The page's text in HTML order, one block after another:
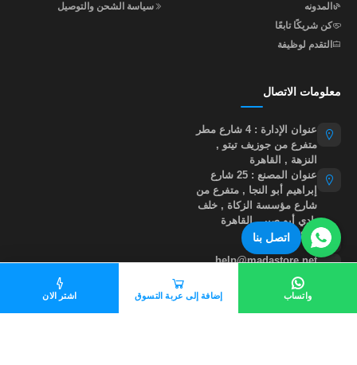
اتصل بنا
واتساب إضافة إلى عربة التسوق اشتر الان
المدونه
كن شريكًا تابعًا
التقدم لوظيفة
سياسة الشحن والتوصيل
معلومات الاتصال
عنوان الإدارة : 4 شارع مطر
متفرع من جوزيف تيتو ,
النزهة , القاهرة
عنوان المصنع : 25 شارع
إبراهيم أبو النجا , متفرع من
شارع مؤسسة الزكاة , خلف
نادي أبو صير , القاهرة
01015535855
help@madastore.net